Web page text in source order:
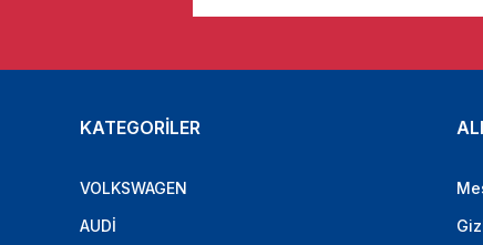
KATEGORİLER
VOLKSWAGEN
AUDİ